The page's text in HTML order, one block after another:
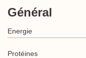
Général
Energie
Protéines